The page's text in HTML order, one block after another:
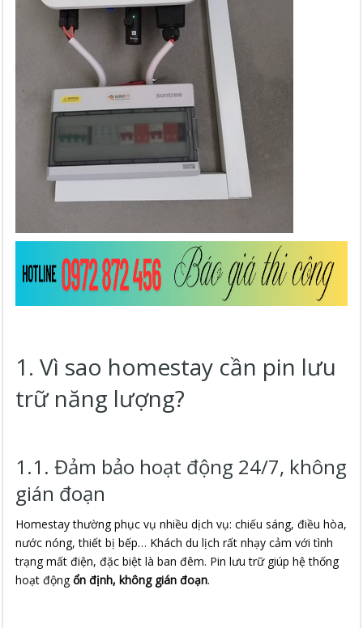
1. Vì sao homestay cần pin lưu
trữ năng lượng?
1.1. Đảm bảo hoạt động 24/7, không
gián đoạn
Homestay thường phục vụ nhiều dịch vụ: chiếu sáng, điều hòa,
nước nóng, thiết bị bếp… Khách du lịch rất nhạy cảm với tình
trạng mất điện, đặc biệt là ban đêm. Pin lưu trữ giúp hệ thống
hoạt độngổn định, không gián đoạn.